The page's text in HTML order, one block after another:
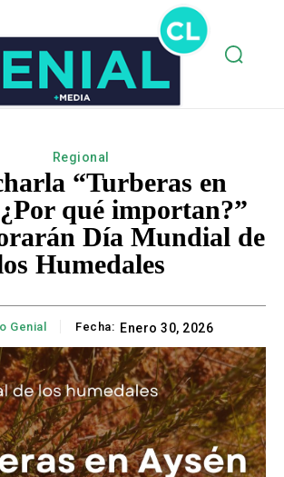
Regional
“Turberas en
qué importan?”
Día Mundial de
Humedales
Genial Fecha: Enero 30, 2026